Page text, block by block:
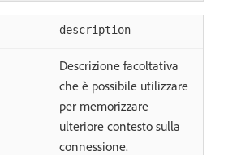
description
Descrizione facoltativa
che è possibile utilizzare
per memorizzare
ulteriore contesto sulla
connessione.